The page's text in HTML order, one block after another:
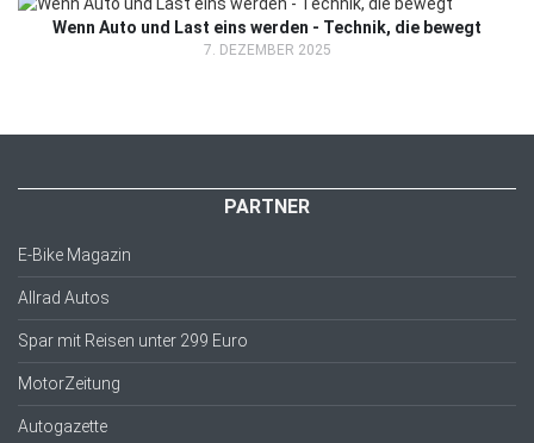
Wenn Auto und Last eins werden - Technik, die bewegt
7. DEZEMBER 2025
PARTNER
E-Bike Magazin
Allrad Autos
Spar mit Reisen unter 299 Euro
MotorZeitung
Autogazette